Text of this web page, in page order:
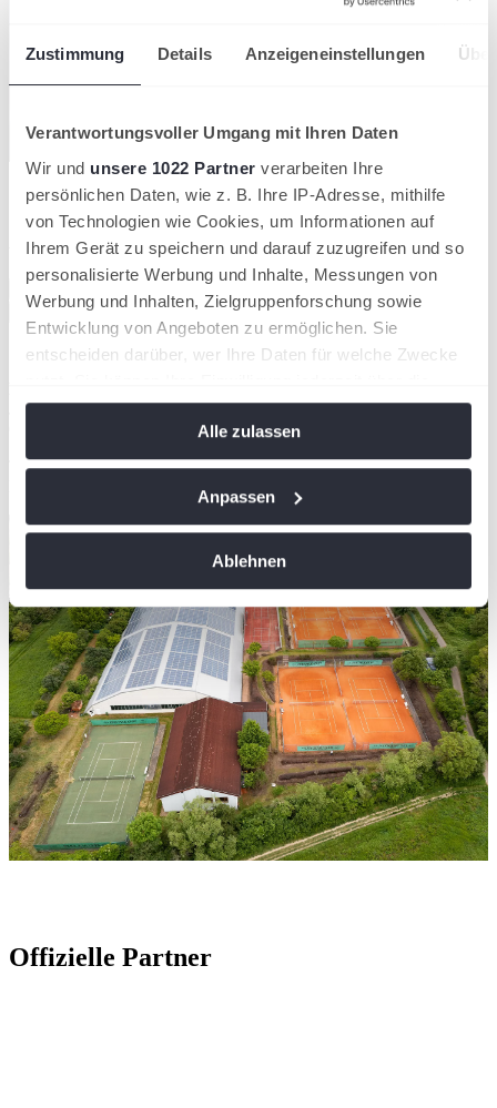
Zustimmung Details Anzeigeneinstellungen
Verantwortungsvoller Umgang mit Ihren Daten
Wir und unsere 1022 Partner verarbeiten Ihre
persönlichen Daten, wie z. B. Ihre IP-Adresse, mithilfe
von Technologien wie Cookies, um Informationen auf
Ihrem Gerät zu speichern und darauf zuzugreifen und so
personalisierte Werbung und Inhalte, Messungen von
Werbung und Inhalten, Zielgruppenforschung sowie
Entwicklung von Angeboten zu ermöglichen. Sie
entscheiden darüber, wer Ihre Daten für welche Zwecke
Cookie-Erklärung oder durch Klicken auf das Privacy
Trigger Symbol ändern oder widerrufen
Wenn Sie es erlauben, würden wir auch gerne:
bestimmten Merkmalen (Fingerprinting) identifizieren
Erfahren Sie mehr darüber, wie Ihre persönlichen Daten
verarbeitet werden, und legen Sie Ihre Präferenzen im
Abschnitt Einzelheiten
fest.
Wir verwenden Cookies, um Inhalte und Anzeigen zu
personalisieren, Funktionen für soziale Medien anbieten
zu können und die Zugriffe auf unsere Website zu
analysieren. Außerdem geben wir Informationen zu Ihrer
weiteren Daten zusammen, die Sie ihnen bereitgestellt
Alle zulassen
Anpassen
Ablehnen
Anfahrt ins LLZ Leimen
Mit dem ÖPNV
Mit dem Auto
Jahnstraße 4
Telefon:06224-9708-0
info@badischertennisverband.de
Offizielle Partner